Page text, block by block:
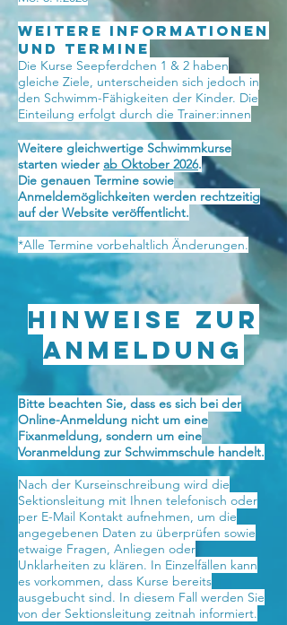
Weitere Informationen
und Termine
Die Kurse Seepferdchen 1 & 2 haben
gleiche Ziele, unterscheiden sich jedoch in
den Schwimm-Fähigkeiten der Kinder. Die
Einteilung erfolgt durch die Trainer:innen
Weitere gleichwertige Schwimmkurse
starten wieder ab Oktober 2026.
Die genauen Termine sowie
Anmeldemöglichkeiten werden rechtzeitig
auf der Website veröffentlicht.
*Alle Termine vorbehaltlich Änderungen.
Hinweise zur
Anmeldung
Bitte beachten Sie, dass es sich bei der
Online-Anmeldung nicht um eine
Fixanmeldung, sondern um eine
Voranmeldung zur Schwimmschule handelt.
Nach der Kurseinschreibung wird die
Sektionsleitung mit Ihnen telefonisch oder
per E-Mail Kontakt aufnehmen, um die
angegebenen Daten zu überprüfen sowie
etwaige Fragen, Anliegen oder
Unklarheiten zu klären. In Einzelfällen kann
es vorkommen, dass Kurse bereits
ausgebucht sind. In diesem Fall werden Sie
von der Sektionsleitung zeitnah informiert.